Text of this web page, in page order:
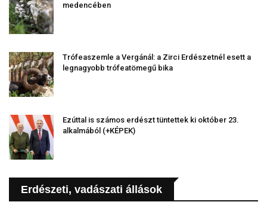
medencében
Trófeaszemle a Vergánál: a Zirci Erdészetnél esett a
legnagyobb trófeatömegű bika
Ezúttal is számos erdészt tüntettek ki október 23.
alkalmából (+KÉPEK)
Erdészeti, vadászati állások